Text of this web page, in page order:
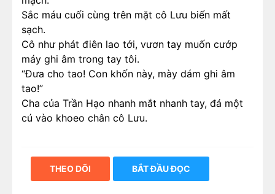
Sắc máu cuối cùng trên mặt cô Lưu biến mất
sạch.
Cô như phát điên lao tới, vươn tay muốn cướp
máy ghi âm trong tay tôi.
“Đưa cho tao! Con khốn này, mày dám ghi âm
tao!”
Cha của Trần Hạo nhanh mắt nhanh tay, đá một
cú vào khoeo chân cô Lưu.
THEO DÕI BẮT ĐẦU ĐỌC